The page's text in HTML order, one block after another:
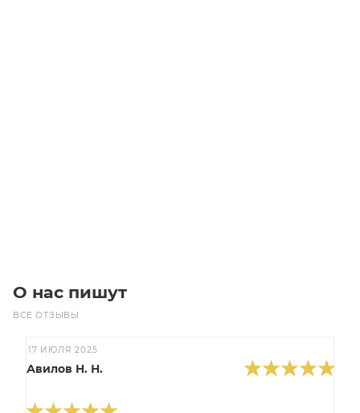
О нас пишут
ВСЕ ОТЗЫВЫ
17 ИЮЛЯ 2025
Авилов Н. Н.